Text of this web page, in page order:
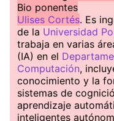
Bio ponentes
Ulises Cortés. Es
de la Universidad
trabaja en varias
(IA) en el
Computación,
conocimiento y la
sistemas de
aprendizaje
inteligentes